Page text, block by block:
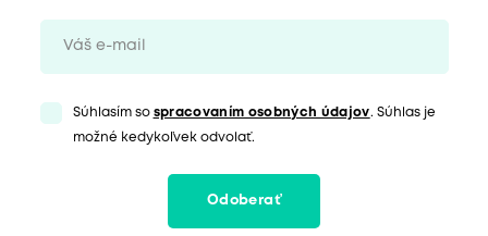
Súhlasím so spracovaním osobných údajov. Súhlas je
možné kedykoľvek odvolať.
Odoberať